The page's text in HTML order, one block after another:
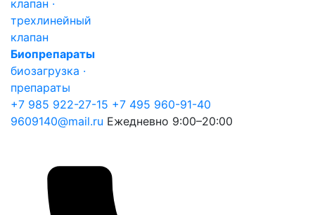
клапан ·
трехлинейный
клапан
Биопрепараты
биозагрузка ·
препараты
+7 985 922-27-15 +7 495 960-91-40
9609140@mail.ru Ежедневно 9:00–20:00